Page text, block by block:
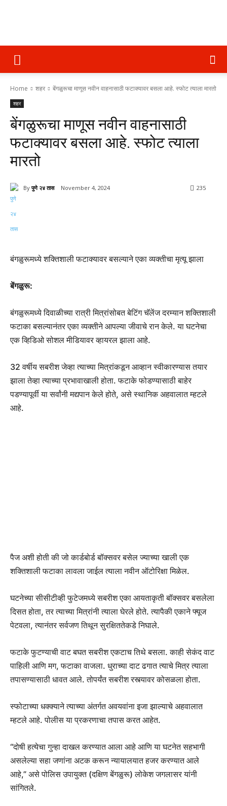
पुणे
२४
तास
Home शहर बेंगळुरूचा माणूस नवीन वाहनासाठी फटाक्यावर बसला आहे. स्फोट त्याला मारतो
शहर
बेंगळुरूचा माणूस नवीन वाहनासाठी
फटाक्यावर बसला आहे. स्फोट त्याला
मारतो
By पुणे २४ तास November 4, 2024 235
बंगळुरूमध्ये शक्तिशाली फटाक्यावर बसल्याने एका व्यक्तीचा मृत्यू झाला
बेंगळुरू:
बंगळुरूमध्ये दिवाळीच्या रात्री मित्रांसोबत बेटिंग चॅलेंज दरम्यान शक्तिशाली
फटाका बसल्यानंतर एका व्यक्तीने आपल्या जीवाचे रान केले. या घटनेचा
एक व्हिडिओ सोशल मीडियावर व्हायरल झाला आहे.
32 वर्षीय सबरीश जेव्हा त्याच्या मित्रांकडून आव्हान स्वीकारण्यास तयार
झाला तेव्हा त्याच्या प्रभावाखाली होता. फटाके फोडण्यासाठी बाहेर
पडण्यापूर्वी या सर्वांनी मद्यपान केले होते, असे स्थानिक अहवालात म्हटले
आहे.
पैज अशी होती की जो कार्डबोर्ड बॉक्सवर बसेल ज्याच्या खाली एक
शक्तिशाली फटाका लावला जाईल त्याला नवीन ऑटोरिक्षा मिळेल.
घटनेच्या सीसीटीव्ही फुटेजमध्ये सबरीश एका आयताकृती बॉक्सवर बसलेला
दिसत होता, तर त्याच्या मित्रांनी त्याला घेरले होते. त्यापैकी एकाने फ्यूज
पेटवला, त्यानंतर सर्वजण तिथून सुरक्षिततेकडे निघाले.
फटाके फुटण्याची वाट बघत सबरीश एकटाच तिथे बसला. काही सेकंद वाट
पाहिली आणि मग, फटाका वाजला. धुराच्या दाट ढगात त्याचे मित्र त्याला
तपासण्यासाठी धावत आले. तोपर्यंत सबरीश रस्त्यावर कोसळला होता.
स्फोटाच्या धक्क्याने त्याच्या अंतर्गत अवयवांना इजा झाल्याचे अहवालात
म्हटले आहे. पोलीस या प्रकरणाचा तपास करत आहेत.
“दोषी हत्येचा गुन्हा दाखल करण्यात आला आहे आणि या घटनेत सहभागी
असलेल्या सहा जणांना अटक करून न्यायालयात हजर करण्यात आले
आहे,” असे पोलिस उपायुक्त (दक्षिण बेंगळुरू) लोकेश जगलासर यांनी
सांगितले.